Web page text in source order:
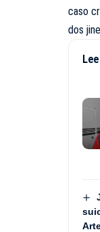
caso
dos